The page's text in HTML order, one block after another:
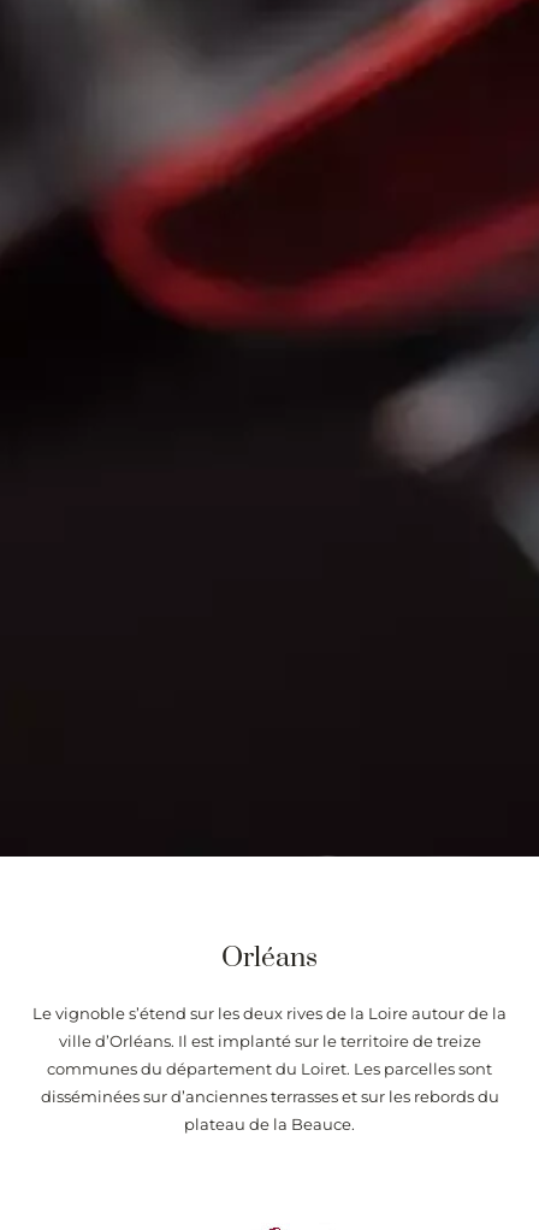
Orléans
Le vignoble s’étend sur les deux rives de la Loire autour de la
ville d’Orléans. Il est implanté sur le territoire de treize
communes du département du Loiret. Les parcelles sont
disséminées sur d’anciennes terrasses et sur les rebords du
plateau de la Beauce.